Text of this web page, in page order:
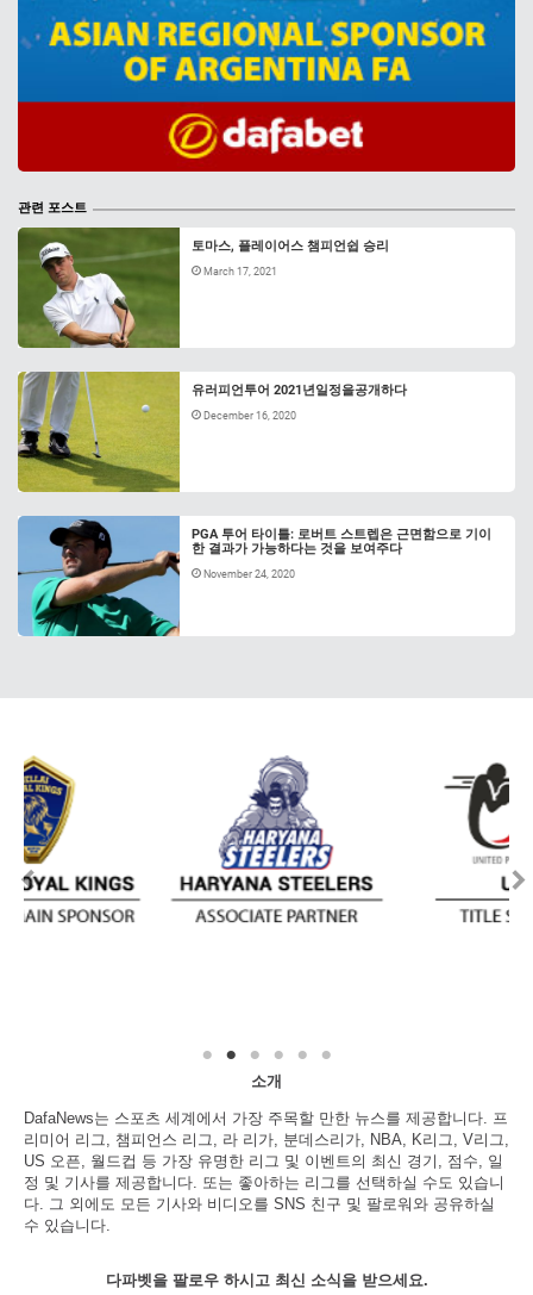
관련 포스트
토마스, 플레이어스 챔피언쉽 승리
March 17, 2021
유러피언투어 2021년일정을공개하다
December 16, 2020
PGA 투어 타이틀: 로버트 스트렙은 근면함으로 기이
한 결과가 가능하다는 것을 보여주다
November 24, 2020
소개
DafaNews는 스포츠 세계에서 가장 주목할 만한 뉴스를 제공합니다. 프
리미어 리그, 챔피언스 리그, 라 리가, 분데스리가, NBA, K리그, V리그,
US 오픈, 월드컵 등 가장 유명한 리그 및 이벤트의 최신 경기, 점수, 일
정 및 기사를 제공합니다. 또는 좋아하는 리그를 선택하실 수도 있습니
다. 그 외에도 모든 기사와 비디오를 SNS 친구 및 팔로워와 공유하실
수 있습니다.
다파벳을 팔로우 하시고 최신 소식을 받으세요.